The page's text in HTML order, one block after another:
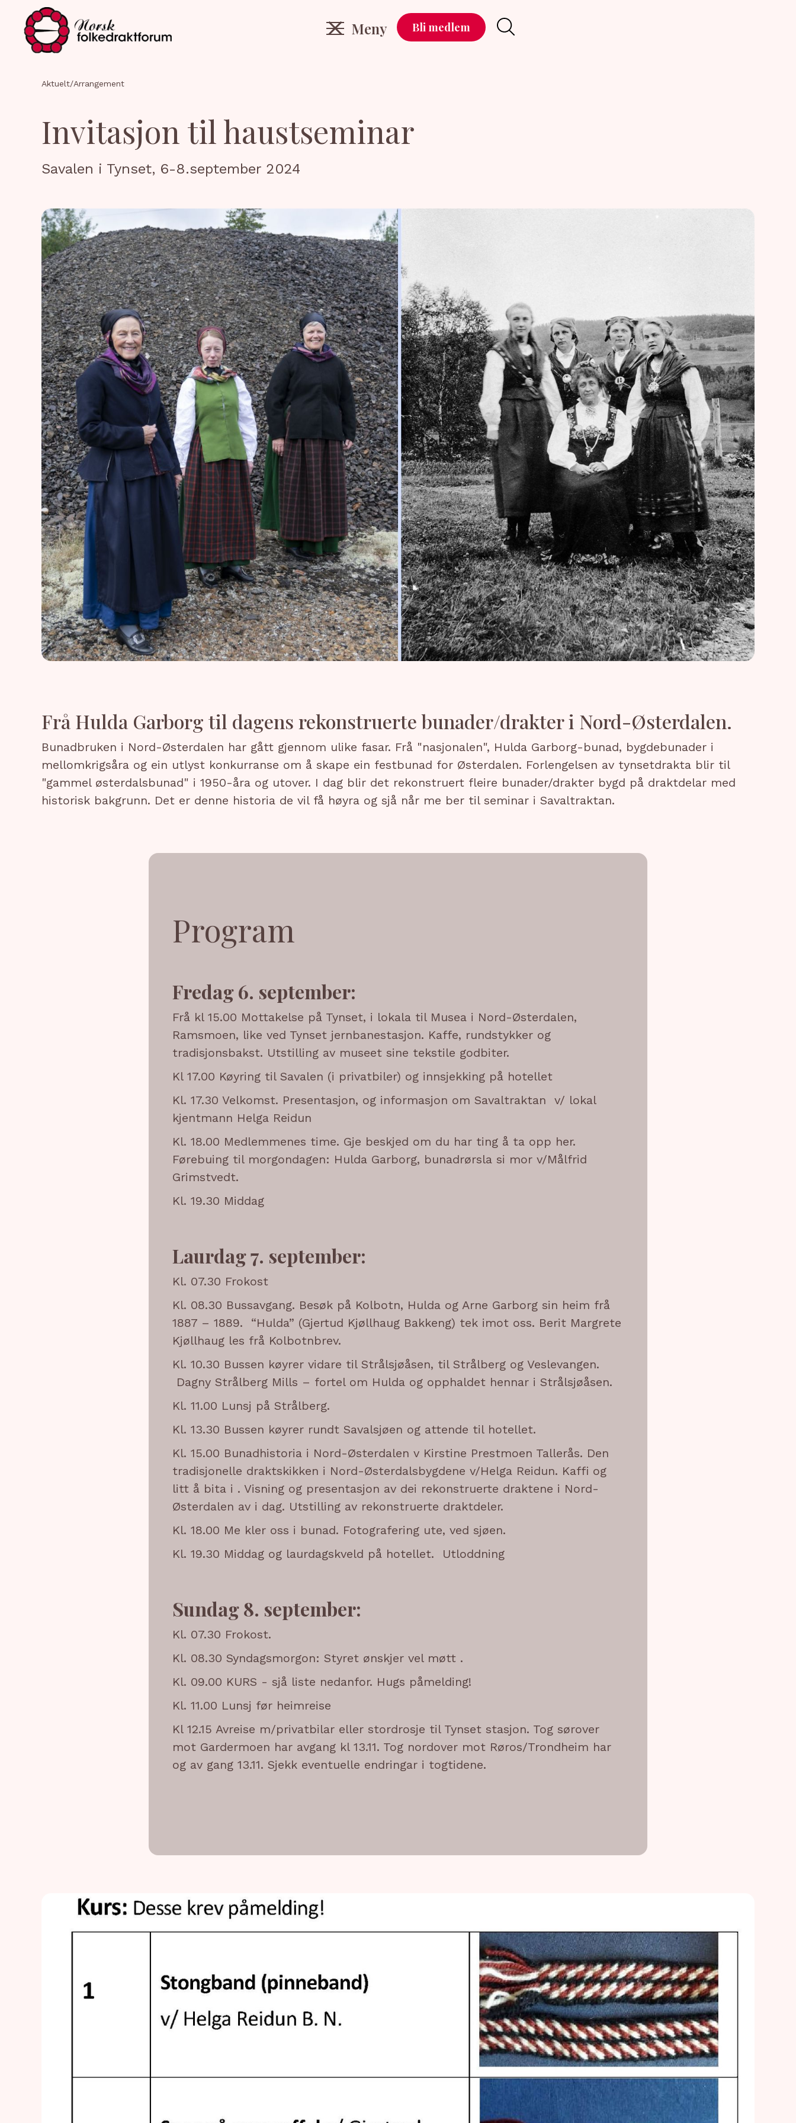
Meny Bli medlem
Aktuelt/Arrangement
Invitasjon til haustseminar
Savalen i Tynset, 6-8.september 2024
Frå Hulda Garborg til dagens rekonstruerte bunader/drakter i Nord-Østerdalen.
Bunadbruken i Nord-Østerdalen har gått gjennom ulike fasar. Frå "nasjonalen", Hulda Garborg-bunad, bygdebunader i
mellomkrigsåra og ein utlyst konkurranse om å skape ein festbunad for Østerdalen. Forlengelsen av tynsetdrakta blir til
"gammel østerdalsbunad" i 1950-åra og utover. I dag blir det rekonstruert fleire bunader/drakter bygd på draktdelar med
historisk bakgrunn. Det er denne historia de vil få høyra og sjå når me ber til seminar i Savaltraktan.
Program
Fredag 6. september:
Frå kl 15.00 Mottakelse på Tynset, i lokala til Musea i Nord-Østerdalen,
Ramsmoen, like ved Tynset jernbanestasjon. Kaffe, rundstykker og
tradisjonsbakst. Utstilling av museet sine tekstile godbiter.
Kl 17.00 Køyring til Savalen (i privatbiler) og innsjekking på hotellet
Kl. 17.30 Velkomst. Presentasjon, og informasjon om Savaltraktan v/ lokal
kjentmann Helga Reidun
Kl. 18.00 Medlemmenes time. Gje beskjed om du har ting å ta opp her.
Førebuing til morgondagen: Hulda Garborg, bunadrørsla si mor v/Målfrid
Grimstvedt.
Kl. 19.30 Middag
Laurdag 7. september:
Kl. 07.30 Frokost
Kl. 08.30 Bussavgang. Besøk på Kolbotn, Hulda og Arne Garborg sin heim frå
1887 – 1889. “Hulda” (Gjertud Kjøllhaug Bakkeng) tek imot oss. Berit Margrete
Kjøllhaug les frå Kolbotnbrev.
Kl. 10.30 Bussen køyrer vidare til Strålsjøåsen, til Strålberg og Veslevangen.
Dagny Strålberg Mills – fortel om Hulda og opphaldet hennar i Strålsjøåsen.
Kl. 11.00 Lunsj på Strålberg.
Kl. 13.30 Bussen køyrer rundt Savalsjøen og attende til hotellet.
Kl. 15.00 Bunadhistoria i Nord-Østerdalen v Kirstine Prestmoen Tallerås. Den
tradisjonelle draktskikken i Nord-Østerdalsbygdene v/Helga Reidun. Kaffi og
litt å bita i . Visning og presentasjon av dei rekonstruerte draktene i Nord-
Østerdalen av i dag. Utstilling av rekonstruerte draktdeler.
Kl. 18.00 Me kler oss i bunad. Fotografering ute, ved sjøen.
Kl. 19.30 Middag og laurdagskveld på hotellet. Utloddning
Sundag 8. september:
Kl. 07.30 Frokost.
Kl. 08.30 Syndagsmorgon: Styret ønskjer vel møtt .
Kl. 09.00 KURS - sjå liste nedanfor. Hugs påmelding!
Kl. 11.00 Lunsj før heimreise
Kl 12.15 Avreise m/privatbilar eller stordrosje til Tynset stasjon. Tog sørover
mot Gardermoen har avgang kl 13.11. Tog nordover mot Røros/Trondheim har
og av gang 13.11. Sjekk eventuelle endringar i togtidene.